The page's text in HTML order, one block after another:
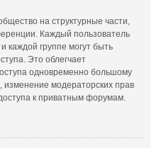
на структурные части,
Каждый пользователь
каждой группе могут быть
Это облегчает
одновременно большому
изменение модераторских прав
к приватным форумам.